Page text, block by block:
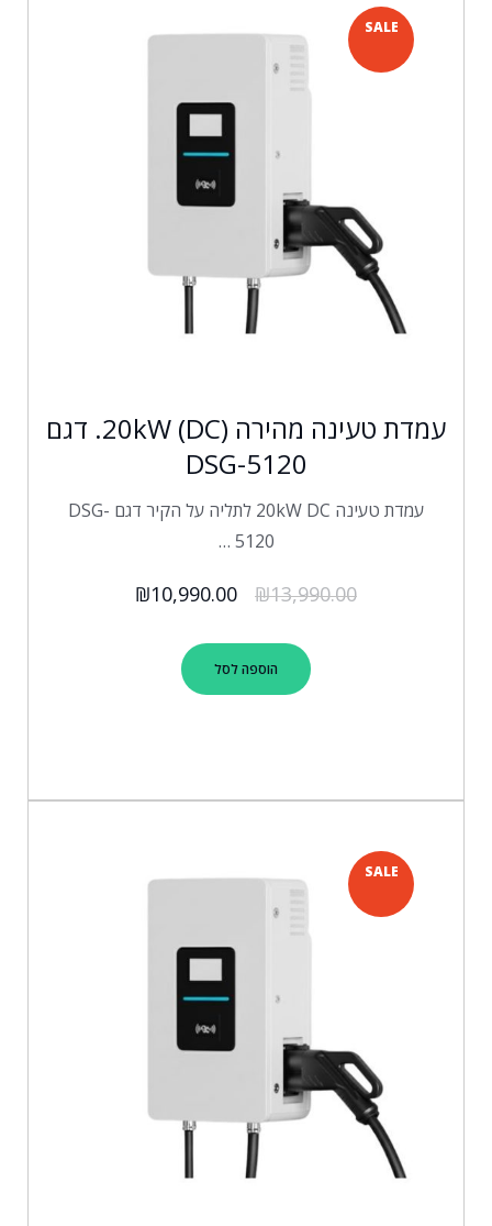
SALE
עמדת טעינה מהירה (20kW (DC. דגם
DSG-5120
עמדת טעינה 20kW DC לתליה על הקיר דגם DSG-
5120 …
₪13,990.00
₪10,990.00
הוספה לסל
SALE